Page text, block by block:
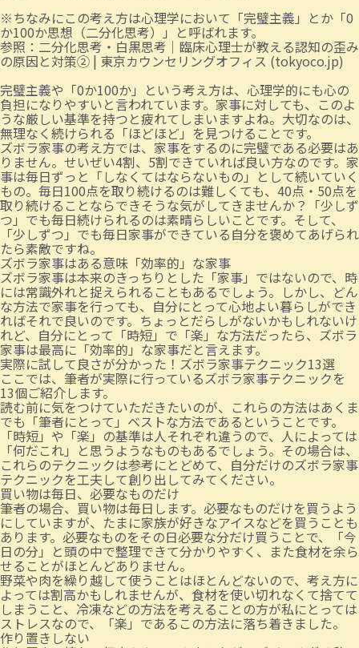
※ちなみにこの考え方は心理学において「完璧主義」とか「0
か100か思想（二分化思考）」と呼ばれます。
参照： 二分化思考・白黒思考｜臨床心理士が教える認知の歪み
の原因と対策② | 東京カウンセリングオフィス (tokyoco.jp)
完璧主義や「0か100か」という考え方は、心理学的にも心の
負担になりやすいと言われています。家事に対しても、このよ
うな厳しい基準を持つと疲れてしまいますよね。大切なのは、
無理なく続けられる「ほどほど」を見つけることです。
ズボラ家事の考え方では、家事をするのに完璧である必要はあ
りません。せいぜい4割、5割できていれば良い方なのです。家
事は毎日ずっと「しなくてはならないもの」として続いていく
もの。毎日100点を取り続けるのは難しくても、40点・50点を
取り続けることならできそうな気がしてきませんか？「少しず
つ」でも毎日続けられるのは素晴らしいことです。そして、
「少しずつ」でも毎日家事ができている自分を褒めてあげられ
たら素敵ですね。
ズボラ家事はある意味「効率的」な家事
ズボラ家事は本来のきっちりとした「家事」ではないので、時
には常識外れと捉えられることもあるでしょう。しかし、どん
な方法で家事を行っても、自分にとって心地よい暮らしができ
ればそれで良いのです。ちょっとだらしがないかもしれないけ
れど、自分にとって「時短」で「楽」な方法だったら、ズボラ
家事は最高に「効率的」な家事だと言えます。
実際に試して良さが分かった！ズボラ家事テクニック13選
ここでは、筆者が実際に行っているズボラ家事テクニックを
13個ご紹介します。
読む前に気をつけていただきたいのが、これらの方法はあくま
でも「筆者にとって」ベストな方法であるということです。
「時短」や「楽」の基準は人それぞれ違うので、人によっては
「何だこれ」と思うようなものもあるでしょう。その場合は、
これらのテクニックは参考にとどめて、自分だけのズボラ家事
テクニックを工夫して創り出してみてください。
買い物は毎日、必要なものだけ
筆者の場合、買い物は毎日します。必要なものだけを買うよう
にしていますが、たまに家族が好きなアイスなどを買うことも
あります。必要なものをその日必要な分だけ買うことで、「今
日の分」と頭の中で整理できて分かりやすく、また食材を余ら
せることがほとんどありません。
野菜や肉を繰り越して使うことはほとんどないので、考え方に
よっては割高かもしれませんが、食材を使い切れなくて捨てて
しまうこと、冷凍などの方法を考えることの方が私にとっては
ストレスなので、「楽」であるこの方法に落ち着きました。
作り置きしない